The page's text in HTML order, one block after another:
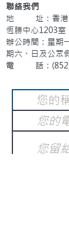
聯絡我們
地 址：香港新
恆勝中心1203室
辦公時間：星期
期六、日及公眾
電 話：